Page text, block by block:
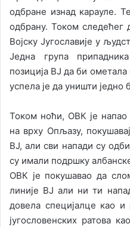
одбране изнад карауле.
одбрану. Током следећег
Војску Југославије у
Једна група
позиција ВЈ да би
успела је да уништи једно
Током ноћи, ОВК је напао
на врху Опљазу,
ВЈ, али сви напади су
су имали подршку
ОВК је покушавао да
линије ВЈ али ни ти
довела специјалце као
југословенских ратова